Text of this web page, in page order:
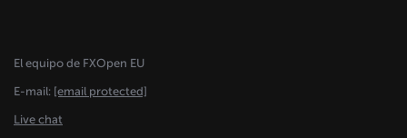
El equipo de FXOpen EU
E-mail: [email protected]
Live chat